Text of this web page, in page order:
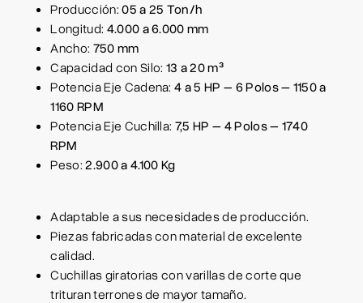
Producción:05 a 25 Ton/h
Longitud: 4.000 a 6.000 mm
Ancho: 750 mm
Capacidad con Silo: 13 a 20 m³
Potencia Eje Cadena: 4 a 5 HP – 6 Polos – 1150 a
1160 RPM
Potencia Eje Cuchilla: 7,5 HP – 4 Polos – 1740
RPM
Peso:2.900 a 4.100 Kg
Adaptable a sus necesidades de producción.
Piezas fabricadas con material de excelente
calidad.
Cuchillas giratorias con varillas de corte que
trituran terrones de mayor tamaño.